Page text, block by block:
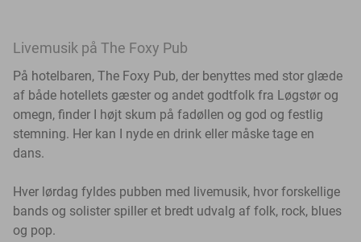
Livemusik på The Foxy Pub
På hotelbaren, The Foxy Pub, der benyttes med stor glæde
af både hotellets gæster og andet godtfolk fra Løgstør og
omegn, finder I højt skum på fadøllen og god og festlig
stemning. Her kan I nyde en drink eller måske tage en
dans.
Hver lørdag fyldes pubben med livemusik, hvor forskellige
bands og solister spiller et bredt udvalg af folk, rock, blues
og pop.